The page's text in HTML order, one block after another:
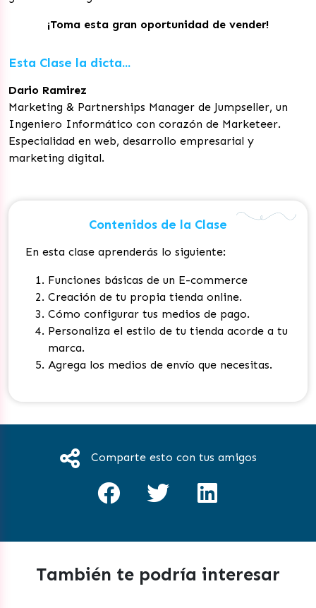
¡Toma esta gran oportunidad de vender!
Esta Clase la dicta...
Dario Ramirez
Marketing & Partnerships Manager de Jumpseller, un
Ingeniero Informático con corazón de Marketeer.
Especialidad en web, desarrollo empresarial y
marketing digital.
Contenidos de la Clase
En esta clase aprenderás lo siguiente:
Funciones básicas de un E-commerce
Creación de tu propia tienda online.
Cómo configurar tus medios de pago.
Personaliza el estilo de tu tienda acorde a tu
marca.
Agrega los medios de envío que necesitas.
Comparte esto con tus amigos
También te podría interesar